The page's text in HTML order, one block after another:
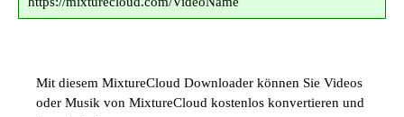
Mit diesem MixtureCloud Downloader können Sie Videos
oder Musik von MixtureCloud kostenlos konvertieren und